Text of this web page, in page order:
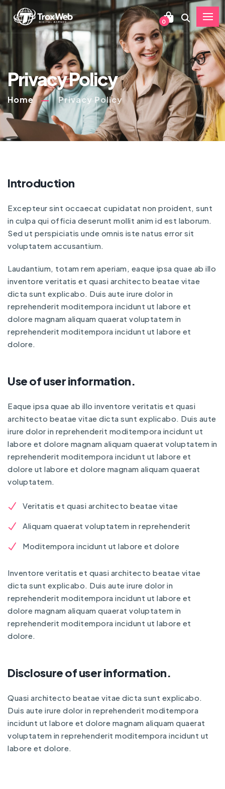
0
Privacy Policy
Home Privacy Policy
Introduction
Excepteur sint occaecat cupidatat non proident, sunt
in culpa qui officia deserunt mollit anim id est laborum.
Sed ut perspiciatis unde omnis iste natus error sit
voluptatem accusantium.
Laudantium, totam rem aperiam, eaque ipsa quae ab illo
inventore veritatis et quasi architecto beatae vitae
dicta sunt explicabo. Duis aute irure dolor in
reprehenderit moditempora incidunt ut labore et
dolore magnam aliquam quaerat voluptatem in
reprehenderit moditempora incidunt ut labore et
dolore.
Use of user information.
Eaque ipsa quae ab illo inventore veritatis et quasi
architecto beatae vitae dicta sunt explicabo. Duis aute
irure dolor in reprehenderit moditempora incidunt ut
labore et dolore magnam aliquam quaerat voluptatem in
reprehenderit moditempora incidunt ut labore et
dolore ut labore et dolore magnam aliquam quaerat
voluptatem.
Veritatis et quasi architecto beatae vitae
Aliquam quaerat voluptatem in reprehenderit
Moditempora incidunt ut labore et dolore
Inventore veritatis et quasi architecto beatae vitae
dicta sunt explicabo. Duis aute irure dolor in
reprehenderit moditempora incidunt ut labore et
dolore magnam aliquam quaerat voluptatem in
reprehenderit moditempora incidunt ut labore et
dolore.
Disclosure of user information.
Quasi architecto beatae vitae dicta sunt explicabo.
Duis aute irure dolor in reprehenderit moditempora
incidunt ut labore et dolore magnam aliquam quaerat
voluptatem in reprehenderit moditempora incidunt ut
labore et dolore.